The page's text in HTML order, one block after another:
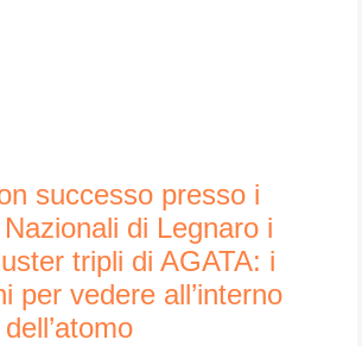
successo presso i
di Legnaro i
tripli di AGATA: i
per vedere all’interno